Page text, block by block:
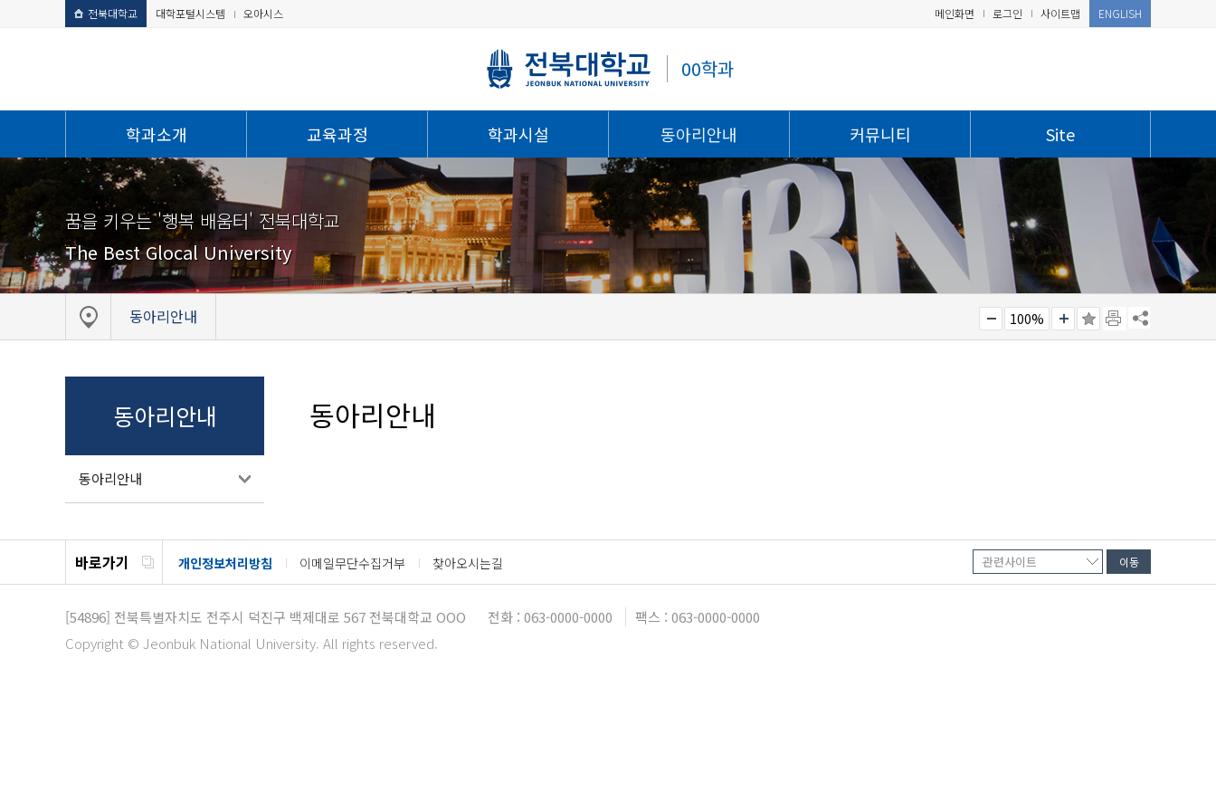
전북대학교 대학포털시스템 오아시스
00학과
메인화면 로그인 사이트맵 ENGLISH
학과소개 교육과정 학과시설 동아리안내 커뮤니티 Site
꿈을 키우는 '행복 배움터' 전북대학교
The Best Glocal University
동아리안내 100%
동아리안내
동아리안내
동아리안내
바로가기 개인정보처리방침 이메일무단수집거부 찾아오시는길
[54896] 전북특별자치도 전주시 덕진구 백제대로 567 전북대학교 OOO 전화 : 063-0000-0000
팩스 : 063-0000-0000
Copyright © Jeonbuk National University. All rights reserved.